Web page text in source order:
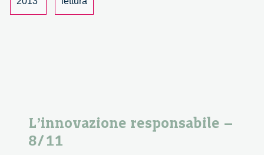
L’innovazione responsabile –
8/11